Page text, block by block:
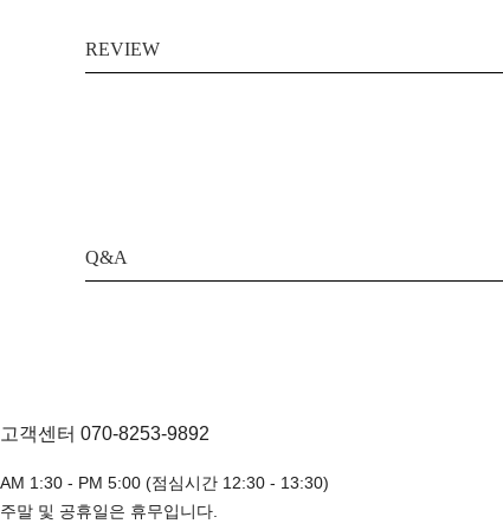
REVIEW
Q&A
고객센터 070-8253-9892
AM 1:30 - PM 5:00 (점심시간 12:30 - 13:30)
주말 및 공휴일은 휴무입니다.